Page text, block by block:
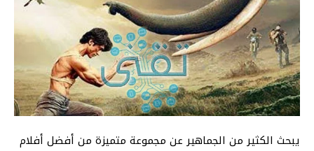
يبحث الكثير من الجماهير عن مجموعة متميزة من أفضل أفلام